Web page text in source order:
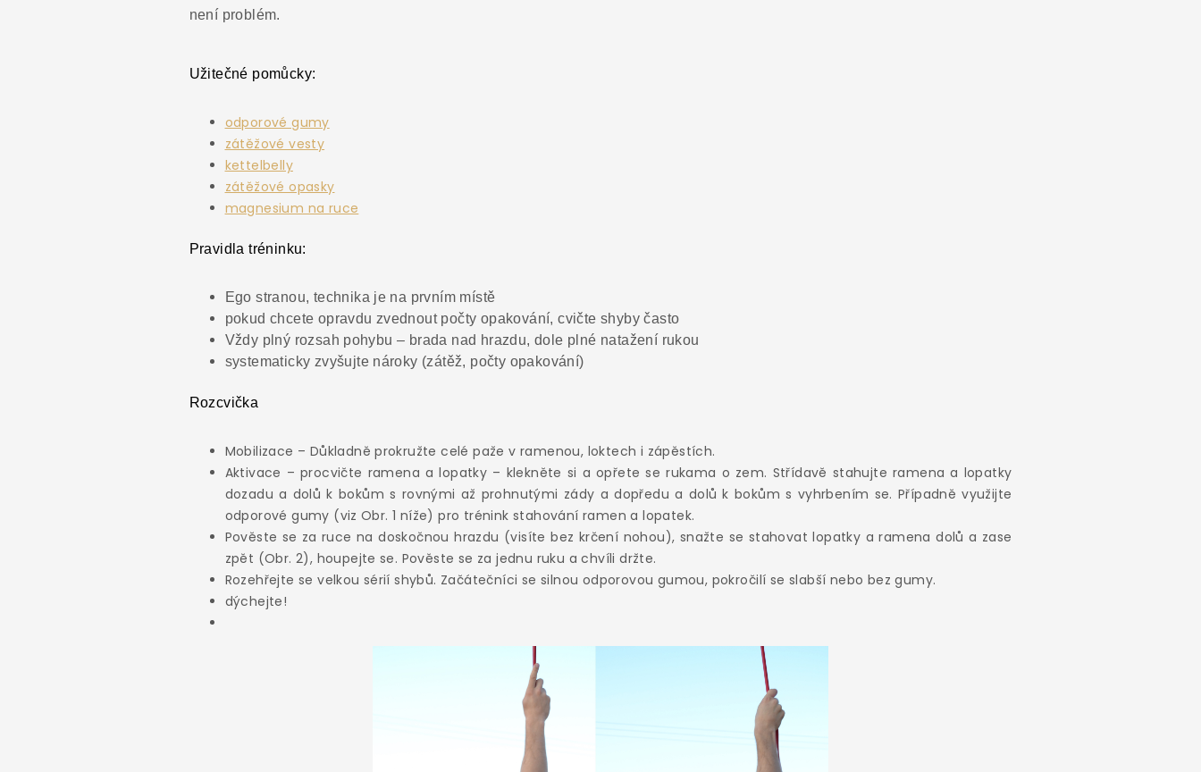
není problém.
Užitečné pomůcky:
odporové gumy
zátěžové vesty
kettelbelly
zátěžové opasky
magnesium na ruce
Pravidla tréninku:
Ego stranou, technika je na prvním místě
pokud chcete opravdu zvednout počty opakování, cvičte shyby často
Vždy plný rozsah pohybu – brada nad hrazdu, dole plné natažení rukou
systematicky zvyšujte nároky (zátěž, počty opakování)
Rozcvička
Mobilizace – Důkladně prokružte celé paže v ramenou, loktech i zápěstích.
Aktivace – procvičte ramena a lopatky – klekněte si a opřete se rukama o zem. Střídavě stahujte ramena a lopatky
dozadu a dolů k bokům s rovnými až prohnutými zády a dopředu a dolů k bokům s vyhrbením se. Případně využijte
odporové gumy (viz Obr. 1 níže) pro trénink stahování ramen a lopatek.
Pověste se za ruce na doskočnou hrazdu (visíte bez krčení nohou), snažte se stahovat lopatky a ramena dolů a zase
zpět (Obr. 2), houpejte se. Pověste se za jednu ruku a chvíli držte.
Rozehřejte se velkou sérií shybů. Začátečníci se silnou odporovou gumou, pokročilí se slabší nebo bez gumy.
dýchejte!